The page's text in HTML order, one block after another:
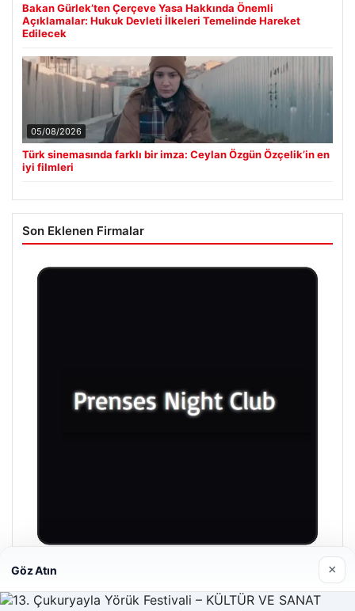
Bakan Gürlek’ten Çerçeve Yasa Hakkında Önemli
Açıklamalar: Hukuk Devleti İlkeleri Temelinde Hareket
Edilecek
05/08/2026
Türk sinemasında farklı bir imza: Ceylan Özgün Özçelik’in en
iyi filmleri
Son Eklenen Firmalar
Prenses Night Club
29/04/2026
Göz Atın ×